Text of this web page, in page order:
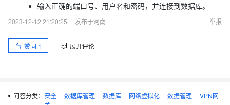
输入正确的端口号、用户名和密码，并连接到数据库。
2023-12-12 21:20:25
发布于河南 举报
赞同 1 展开评论
问答分类： 安全 数据库管理 数据库 网络虚拟化 数据管理
VPN网